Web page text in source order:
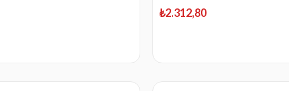
₺2.312,80